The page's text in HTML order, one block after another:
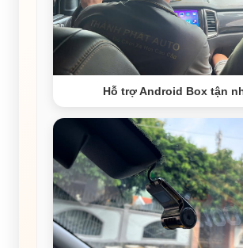
Hỗ trợ Android Box tận